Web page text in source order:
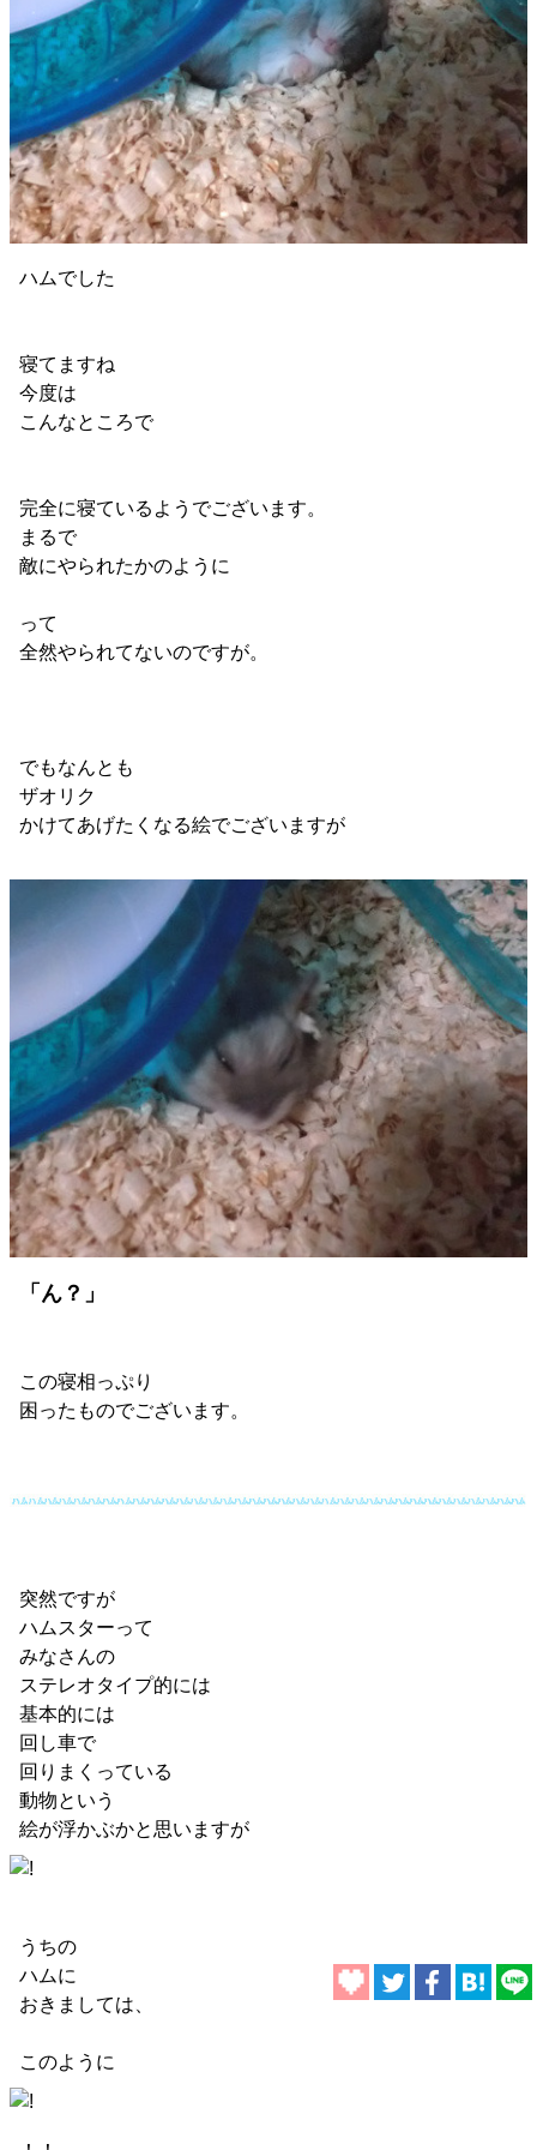
ハムでした
寝てますね
今度は
こんなところで
完全に寝ているようでございます。
まるで
敵にやられたかのように
って
全然やられてないのですが。
でもなんとも
ザオリク
かけてあげたくなる絵でございますが
「ん？」
この寝相っぷり
困ったものでございます。
突然ですが
ハムスターって
みなさんの
ステレオタイプ的には
基本的には
回し車で
回りまくっている
動物という
絵が浮かぶかと思いますが
うちの
ハムに
おきましては、
このように